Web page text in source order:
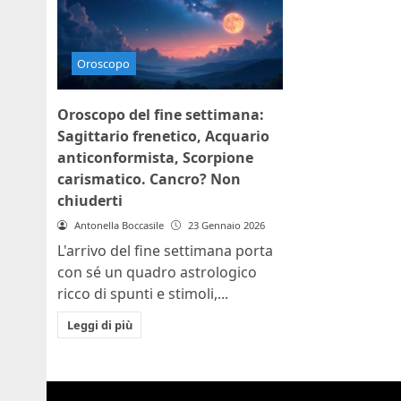
Oroscopo
Oroscopo del fine settimana:
Sagittario frenetico, Acquario
anticonformista, Scorpione
carismatico. Cancro? Non
chiuderti
Antonella Boccasile 23 Gennaio 2026
L'arrivo del fine settimana porta
con sé un quadro astrologico
ricco di spunti e stimoli,...
Leggi di più